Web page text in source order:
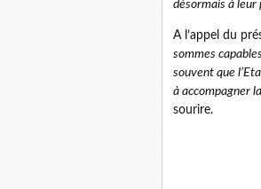
désormais à leur
A l’appel du
sommes
souvent que
à accompagner
sourire.